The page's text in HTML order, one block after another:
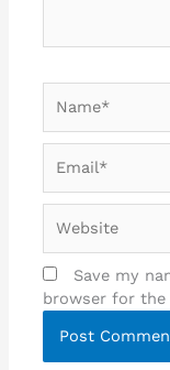
Save my
browser for